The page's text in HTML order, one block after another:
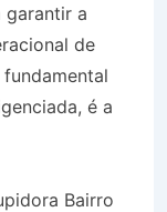
garantir a
de
é a
Bairro